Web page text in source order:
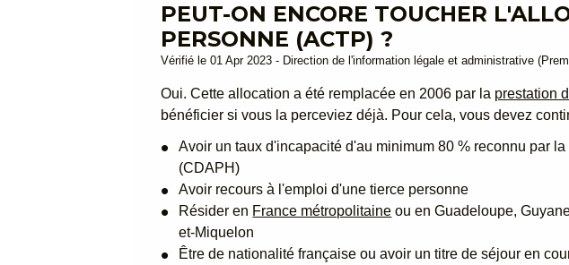
PEUT-ON ENCORE TOUCHER
PERSONNE (ACTP) ?
Vérifié le 01 Apr 2023 - Direction de l'information légale et administrative
Oui. Cette allocation a été remplacée en 2006 par la prestation
bénéficier si vous la perceviez déjà. Pour cela, vous devez
Avoir un taux d'incapacité d'au minimum 80 % reconnu par
(CDAPH)
Avoir recours à l'emploi d'une tierce personne
Résider en France métropolitaine ou en Guadeloupe,
et-Miquelon
Être de nationalité française ou avoir un titre de séjour en